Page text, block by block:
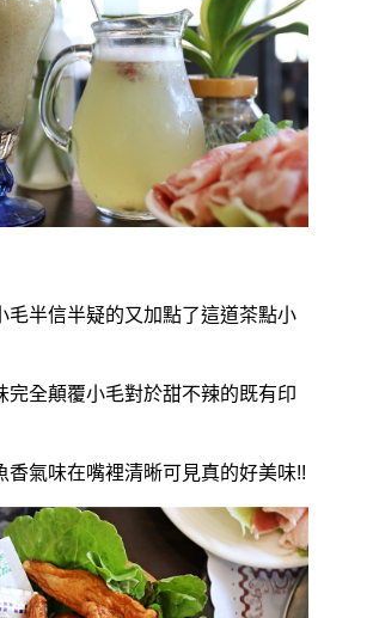
毛半信半疑的又加點了這道茶點小
完全顛覆小毛對於甜不辣的既有印
香氣味在嘴裡清晰可見真的好美味!!